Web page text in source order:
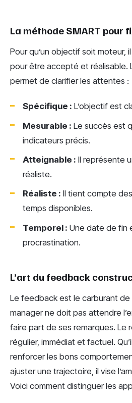
La méthode SMART pour
Pour qu’un objectif soit moteur,
pour être accepté et réalisable.
permet de clarifier les attentes :
Spécifique : L’objectif est
Mesurable : Le succès est
indicateurs précis.
Atteignable : Il représente
réaliste.
Réaliste : Il tient compte
temps disponibles.
Temporel : Une date de fin
procrastination.
L’art du feedback
Le feedback est le carburant de
manager ne doit pas attendre
faire part de ses remarques. Le
régulier, immédiat et factuel.
renforcer les bons
ajuster une trajectoire, il vise
Voici comment distinguer les